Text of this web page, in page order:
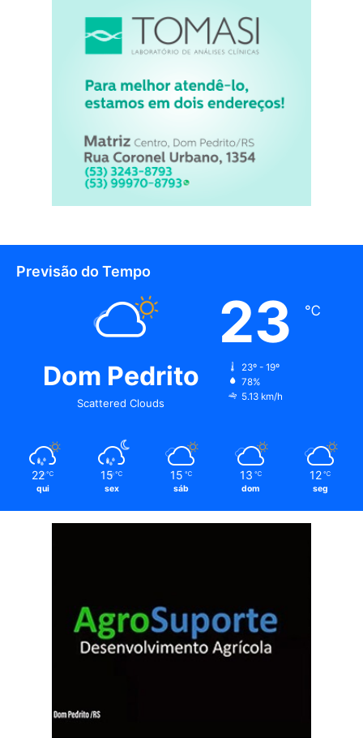
Previsão do Tempo
Dom Pedrito
Scattered Clouds
23 ℃
23º - 19º
78%
5.13 km/h
22 ℃
qui
15 ℃
sex
15 ℃
sáb
13 ℃
dom
12 ℃
seg